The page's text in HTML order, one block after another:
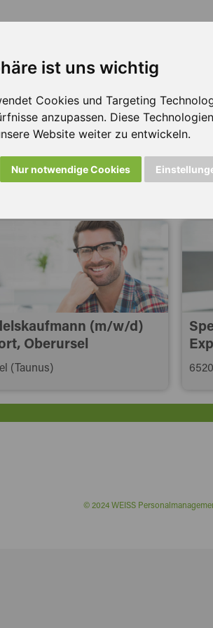
ist uns wichtig
Cookies und Targeting
anzupassen. Diese
Website weiter zu entwickeln.
Nur notwendige Cookies
ist leider nicht
ist hier etwas dabei:
(m/w/d)
Oberursel
(Taunus)
© 2024 WEISS